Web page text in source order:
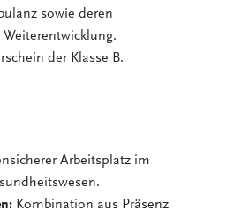
sowie deren
der Klasse B.
Arbeitsplatz im
Kombination aus Präsenz